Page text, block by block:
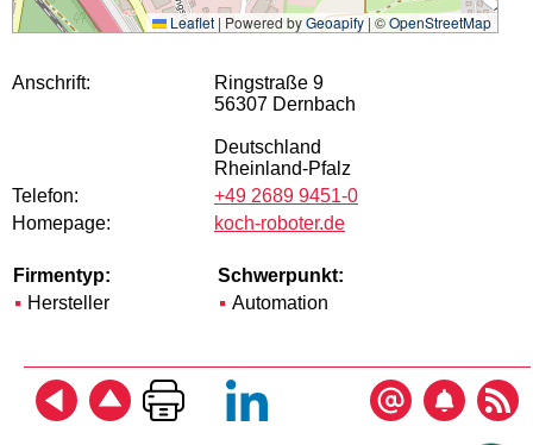
Leaflet | Powered byGeoapify| ©OpenStreetMap
Anschrift:
Ringstraße 9
56307 Dernbach
Deutschland
Rheinland-Pfalz
Telefon:
+49 2689 9451-0
Homepage:
koch-roboter.de
Firmentyp:
Hersteller
Schwerpunkt:
Automation